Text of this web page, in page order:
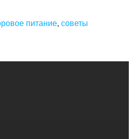
питание, советы